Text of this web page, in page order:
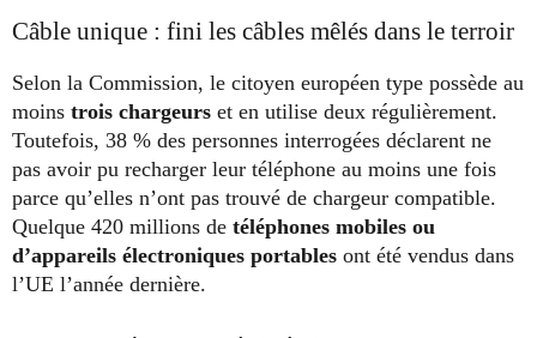
Câble unique : fini les câbles mêlés dans le terroir
Selon la Commission, le citoyen européen type possède au
moins trois chargeurs et en utilise deux régulièrement.
Toutefois, 38 % des personnes interrogées déclarent ne
pas avoir pu recharger leur téléphone au moins une fois
parce qu’elles n’ont pas trouvé de chargeur compatible.
Quelque 420 millions de téléphones mobiles ou
d’appareils électroniques portables ont été vendus dans
l’UE l’année dernière.